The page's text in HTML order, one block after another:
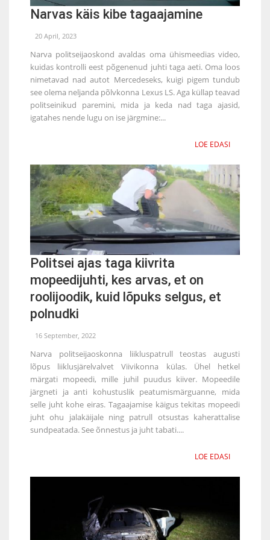
Narvas käis kibe tagaajamine
20 April, 2023
Narva politseijaoskond avaldas oma ühismeedias video,
kuidas kontrolli eest põgenenud juhti taga aeti. Oma loos
nimetavad nad autot Mercedeseks, kuigi pigem tundub
see olema neljanda põlvkonna Lexus LS. Aga küllap teavad
politseinikud paremini, mida ja keda nad taga ajasid,
igatahes nende lugu on ise järgmine:...
LOE EDASI
Politsei ajas taga kiivrita
mopeedijuhti, kes arvas, et on
roolijoodik, kuid lõpuks selgus, et
polnudki
16 September, 2022
Narva politseijaoskonna liikluspatrull teostas augusti
lõpus liiklusjärelvalvet Viivikonna külas. Ühel hetkel
märgati mopeedi, mille juhil puudus kiiver. Mopeedile
järgneti ja anti kohustuslik peatumismärguanne, mida
selle juht kohe eiras. Tagaajamise käigus tekitas mopeedi
juht ohu jalakäijale ning patrull otsustas kaherattalise
sundpeatada. See õnnestus ja juht tabati....
LOE EDASI